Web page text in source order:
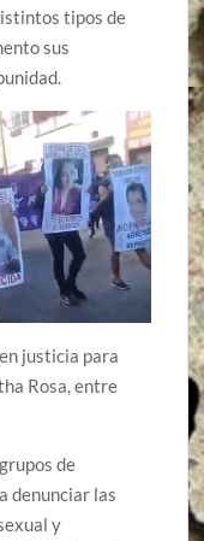
tipos de
sus
justicia para
Rosa, entre
de
denunciar las
y